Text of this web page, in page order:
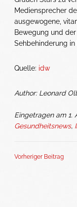
Mediensprecher
ausgewogene,
Bewegung und
Sehbehinderung
Quelle: idw
Author: Leonard
Eingetragen am 1.
Gesundheitsnews,
Vorheriger Beitrag